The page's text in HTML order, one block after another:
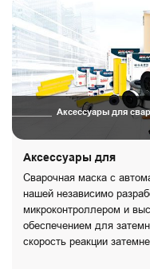
Аксессуары для
Аксессуары для
Сварочная маска с
нашей независимо
микроконтроллером и
обеспечением для
скорость реакции